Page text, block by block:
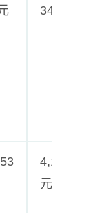
34,833元
元